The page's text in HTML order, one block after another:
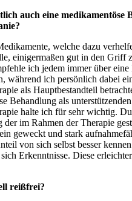
auch eine medikamentöse
welche dazu
einigermaßen gut in den Griff
ich jedem immer über
während ich persönlich dabei
als Hauptbestandteil
Behandlung als
halte ich für sehr wichtig.
der im Rahmen der Therapie
geweckt und stark
von sich selbst besser
Erkenntnisse. Diese
reißfrei?